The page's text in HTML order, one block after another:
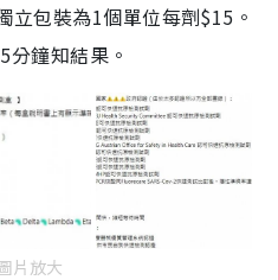
包裝為1個單位每劑$15。
鐘知結果。
片放大